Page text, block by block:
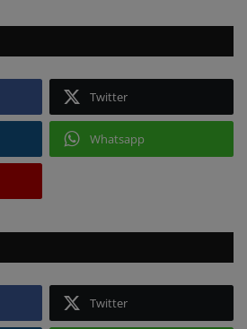
Twitter
Whatsapp
Twitter